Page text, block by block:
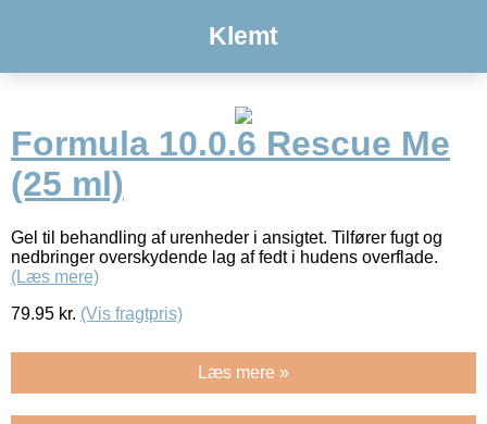
Klemt
Formula 10.0.6 Rescue Me
(25 ml)
Gel til behandling af urenheder i ansigtet. Tilfører fugt og
nedbringer overskydende lag af fedt i hudens overflade.
(Læs mere)
79.95 kr. (Vis fragtpris)
Læs mere »